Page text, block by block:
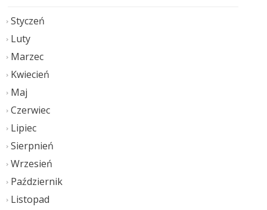
Styczeń
Luty
Marzec
Kwiecień
Maj
Czerwiec
Lipiec
Sierpnień
Wrzesień
Październik
Listopad